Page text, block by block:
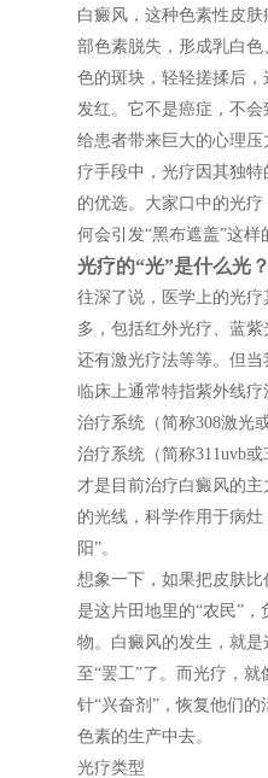
白癜风，这种色素性皮
部色素脱失，形成乳白
色的斑块，轻轻搓揉后
发红。它不是癌症，不
给患者带来巨大的心理
疗手段中，光疗因其独
的优选。大家口中的光
何会引发“黑布遮盖”这样
光疗的“光”是什么光？
往深了说，医学上的光
多，包括红外光疗、蓝
还有激光疗法等等。但当
临床上通常特指紫外线
治疗系统（简称308激光
治疗系统（简称311uvb或
才是目前治疗白癜风的
的光线，科学作用于病
阳”。
想象一下，如果把皮肤
是这片田地里的“农民”，
物。白癜风的发生，就是
至“罢工”了。而光疗，就
针“兴奋剂”，恢复他们
色素的生产中去。
光疗类型